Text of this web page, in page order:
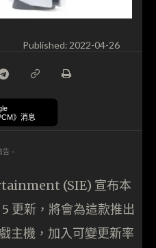
Published: 2022-04-26
》消息
告 -
(SIE) 宣布本
更新，將會為這款推出
主機，加入可變更新率